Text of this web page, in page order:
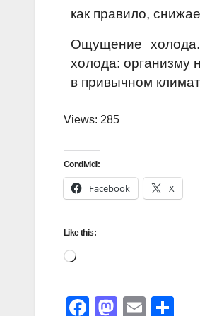
как правило,
Ощущение
холода: организму
в привычном
Views: 285
Condividi:
Facebook X
Like this:
F
M
E